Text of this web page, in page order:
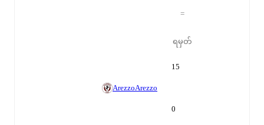
=
ရမှတ်
15
ArezzoArezzo
0